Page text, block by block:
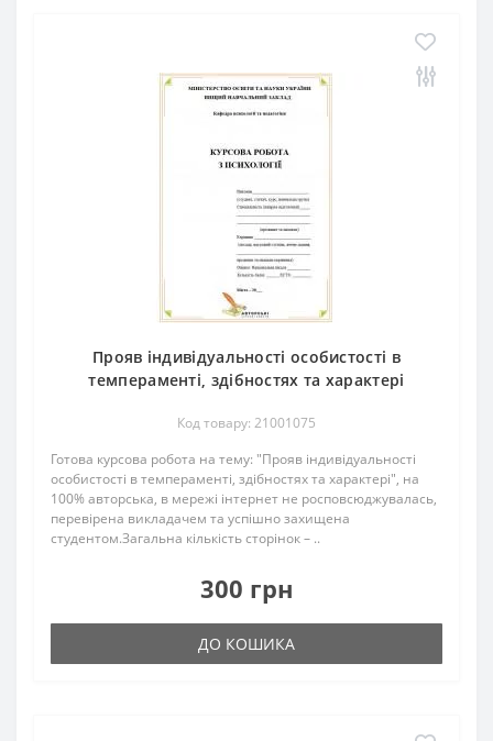
Прояв індивідуальності особистості в
темпераменті, здібностях та характері
Код товару: 21001075
Готова курсова робота на тему: "Прояв індивідуальності
особистості в темпераменті, здібностях та характері", на
100% авторська, в мережі інтернет не росповсюджувалась,
перевірена викладачем та успішно захищена
студентом.Загальна кількість сторінок – ..
300 грн
ДО КОШИКА